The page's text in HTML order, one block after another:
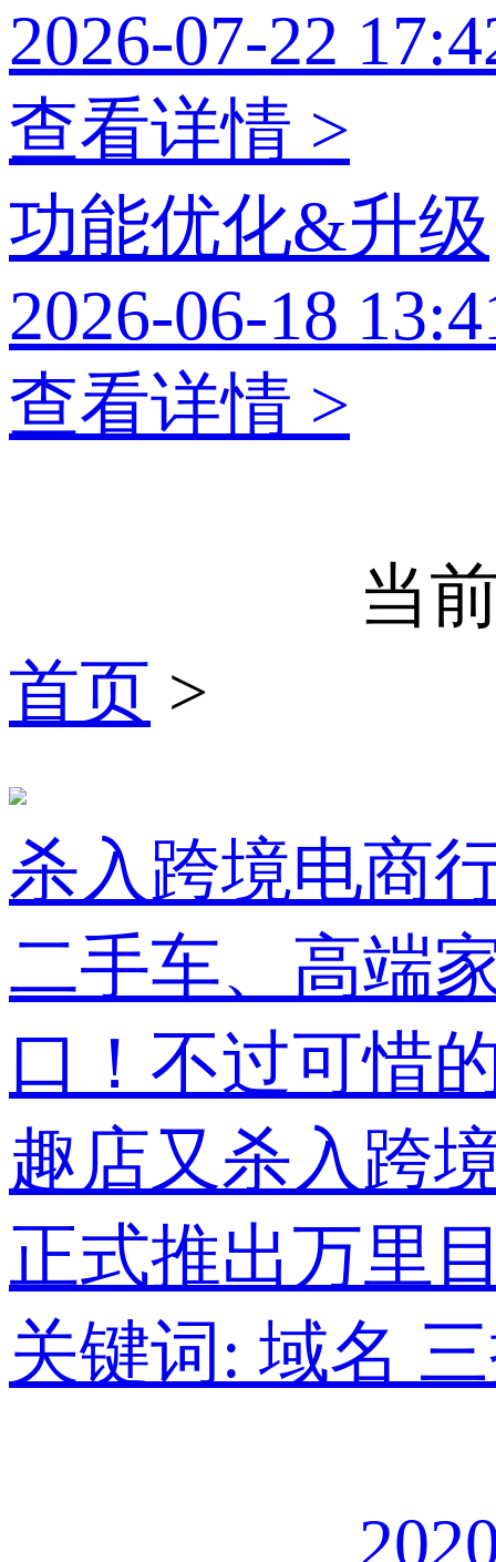
2026-07-22
查看详情 >
功能优化&升级
2026-06-18
查看详情 >
当
首页 >
杀入跨境电商
二手车、高端
口！不过可惜
趣店又杀入跨
正式推出万里
关键词: 域名